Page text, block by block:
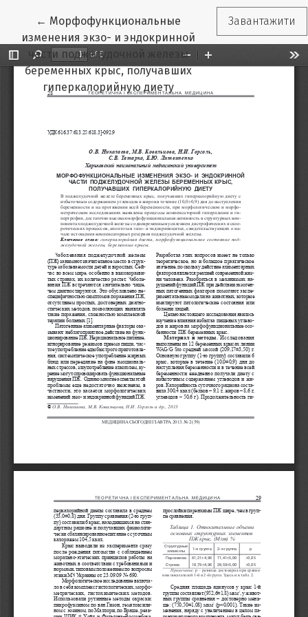
← Повернутися до подробиць статті
Морфофункциональные
изменения экзо- и эндокринной
части поджелудочной железы
беременных крыс, получавших
гиперкалорийную диету
Завантажити